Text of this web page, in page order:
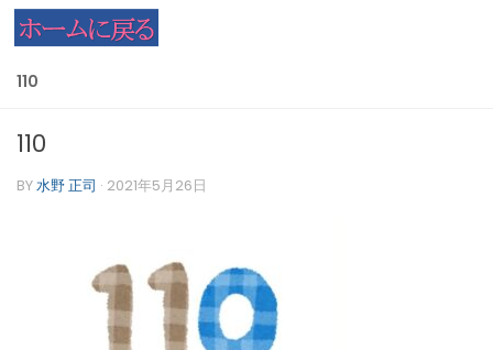
コンテンツへスキップ
110
110
BY水野 正司 · 2021年5月26日